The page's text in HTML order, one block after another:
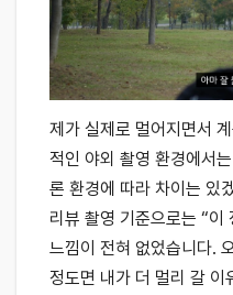
제가 실제로 멀어지면서
적인 야외 촬영 환경에서
론 환경에 따라 차이는 있
리뷰 촬영 기준으로는 “이
느낌이 전혀 없었습니다.
정도면 내가 더 멀리 갈 이